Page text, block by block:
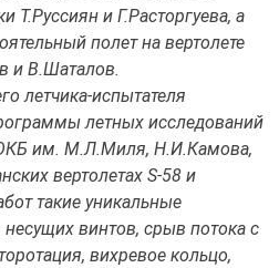
Т.Руссиян и Г.Расторгуева, а
полет на вертолете
и В.Шаталов.
летчика-испытателя
летных исследований
ОКБ им. М.Л.Миля, Н.И.Камова,
вертолетах S-58 и
такие уникальные
несущих винтов, срыв потока с
вихревое кольцо,